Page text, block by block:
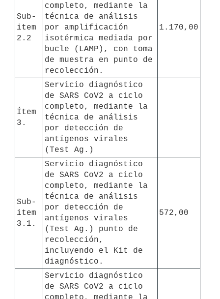
Sub-
item
2.2
completo, mediante la
técnica de análisis
por amplificación
isotérmica mediada por
bucle (LAMP), con toma
de muestra en punto de
recolección.
1.170,00
Ítem
3.
Servicio diagnóstico
de SARS CoV2 a ciclo
completo, mediante la
técnica de análisis
por detección de
antígenos virales
(Test Ag.)
Sub-
item
3.1.
Servicio diagnóstico
de SARS CoV2 a ciclo
completo, mediante la
técnica de análisis
por detección de
antígenos virales
(Test Ag.) punto de
recolección,
incluyendo el Kit de
diagnóstico.
572,00
Servicio diagnóstico
de SARS CoV2 a ciclo